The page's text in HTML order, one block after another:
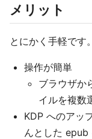
メリット
とにかく手軽です。
操作が簡単
ブラウザか
イルを複数
KDP へのアッ
んとした epub